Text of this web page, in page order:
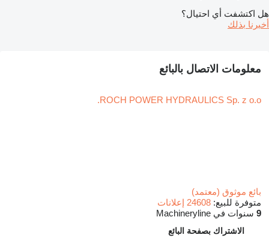
هل اكتشفت أي احتيال؟
أخبرنا بذلك
معلومات الاتصال بالبائع
ROCH POWER HYDRAULICS Sp. z o.o.
بائع موثوق (معتمد)
متوفرة للبيع: 24608 إعلانات
9 سنوات في Machineryline
الاشتراك بصفحة البائع